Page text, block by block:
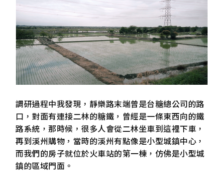
調研過程中我發現，靜樂路末端曾是台糖總公司的路
口，對面有連接二林的糖鐵，曾經是一條東西向的鐵
路系統，那時候，很多人會從二林坐車到這裡下車，
再到溪州購物，當時的溪州有點像是小型城鎮中心，
而我們的房子就位於火車站的第一棟，仿佛是小型城
鎮的區域門面。